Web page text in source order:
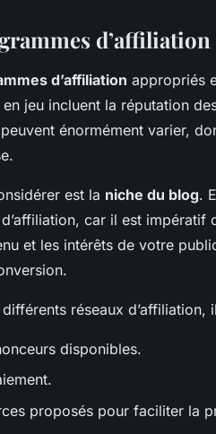
d’affiliation
d’affiliation appropriés
jeu incluent la réputation
énormément varier,
est la niche du blog.
car il est
et les intérêts de votre
réseaux
disponibles.
proposés pour faciliter la